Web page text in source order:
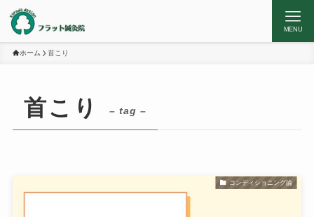
MENU
ホーム 首こり
首こり – tag –
コンディショニング論